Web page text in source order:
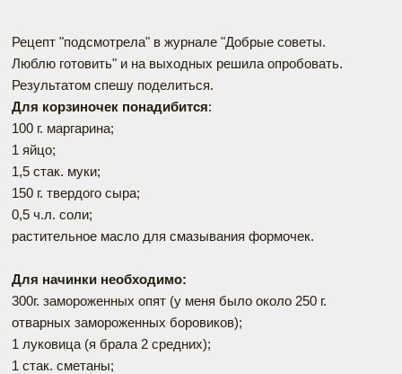
Рецепт "подсмотрела" в журнале "Добрые советы.
Люблю готовить" и на выходных решила опробовать.
Результатом спешу поделиться.
Для корзиночек понадибится:
100 г. маргарина;
1 яйцо;
1,5 стак. муки;
150 г. твердого сыра;
0,5 ч.л. соли;
растительное масло для смазывания формочек.
Для начинки необходимо:
300г. замороженных опят (у меня было около 250 г.
отварных замороженных боровиков);
1 луковица (я брала 2 средних);
1 стак. сметаны;